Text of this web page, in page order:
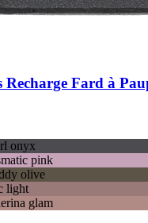
Recharge Fard à
onyx
pink
olive
light
glam